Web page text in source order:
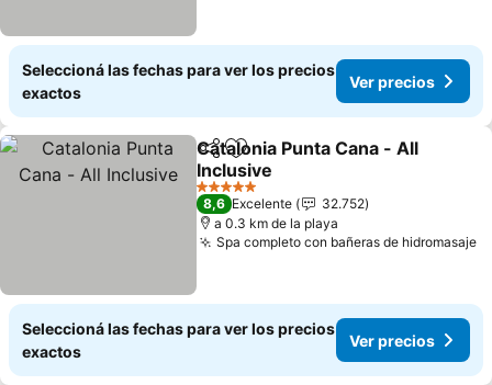
Seleccioná las fechas para ver los precios
exactos
Ver precios
CompartirAñadir a favoritos
Catalonia Punta Cana - All
Inclusive
Ver precios
5 Estrellas
8,6 Excelente
32.752
a 0.3 km de la playa
Spa completo con bañeras de hidromasaje
Seleccioná las fechas para ver los precios
exactos
Ver precios